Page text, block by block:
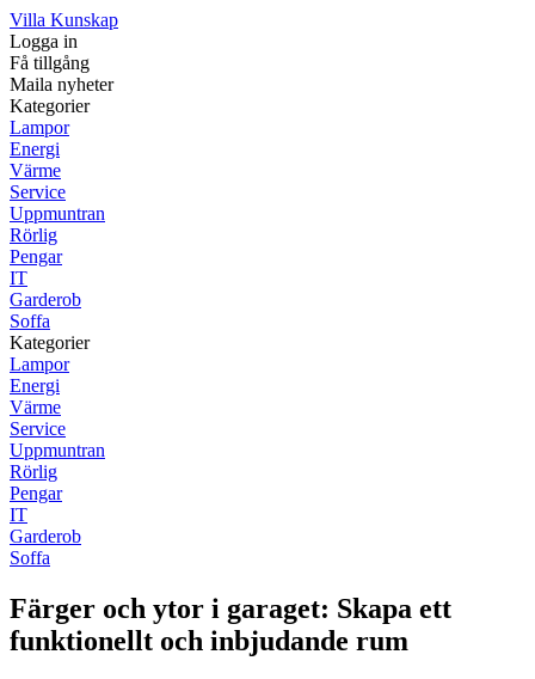
Villa Kunskap
Logga in
Få tillgång
Maila nyheter
Kategorier
Lampor
Energi
Värme
Service
Uppmuntran
Rörlig
Pengar
IT
Garderob
Soffa
Kategorier
Lampor
Energi
Värme
Service
Uppmuntran
Rörlig
Pengar
IT
Garderob
Soffa
Färger och ytor i garaget: Skapa ett
funktionellt och inbjudande rum